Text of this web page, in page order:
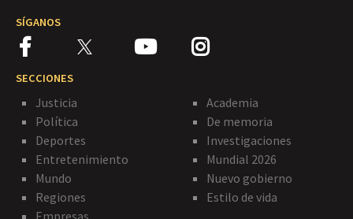
SÍGANOS
SECCIONES
Justicia
Política
Deportes
Entretenimiento
Mundo
Regiones
Academia
De memoria
Investigaciones
Mundial 2026
Nuevo gobierno
Estilo de vida